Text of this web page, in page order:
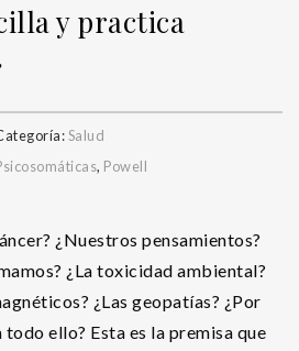
y practica
Salud
, Powell
¿Nuestros pensamientos?
¿La toxicidad ambiental?
¿Las geopatías? ¿Por
ello? Esta es la premisa que